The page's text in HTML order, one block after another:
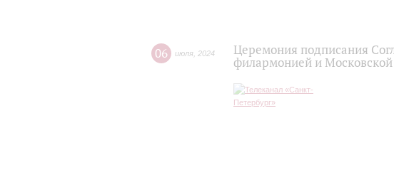
06 июля 2024
Церемония подписания
филармонией и